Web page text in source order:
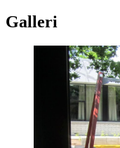
Galleri